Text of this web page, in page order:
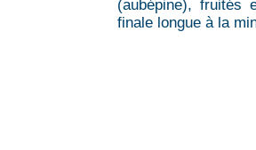
(aubépine), fruités
finale longue à la